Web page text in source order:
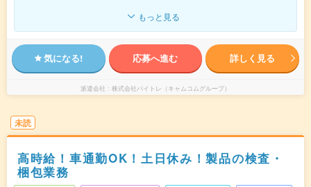
もっと見る
気になる! 応募へ進む 詳しく見る
派遣会社 株式会社バイトレ（キャムコムグループ）
未読
高時給！車通勤OK！土日休み！製品の検査・
梱包業務